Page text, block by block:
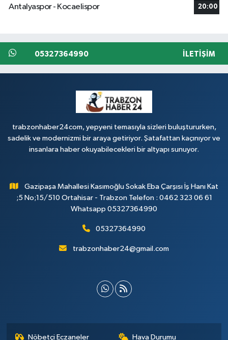
Antalyaspor - Kocaelispor 20:00
05327364990 İLETIŞIM
trabzonhaber24com, yepyeni temasıyla sizleri buluştururken,
sadelik ve modernizmi bir araya getiriyor. Şatafattan kaçınıyor ve
insanlara haber okuyabilecekleri bir altyapı sunuyor.
Gazipaşa Mahallesi Kasımoğlu Sokak Eba Çarşısı İş Hanı Kat
;5 No;15/510 Ortahisar - Trabzon Telefon : 0462 323 06 61
Whatsapp 05327364990
05327364990
trabzonhaber24@gmail.com
Nöbetçi Eczaneler Hava Durumu